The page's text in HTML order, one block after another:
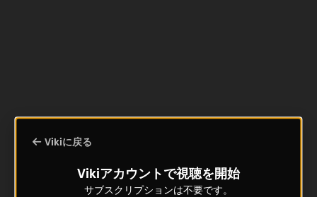
Vikiに戻る
Vikiアカウントで視聴を開始
サブスクリプションは不要です。